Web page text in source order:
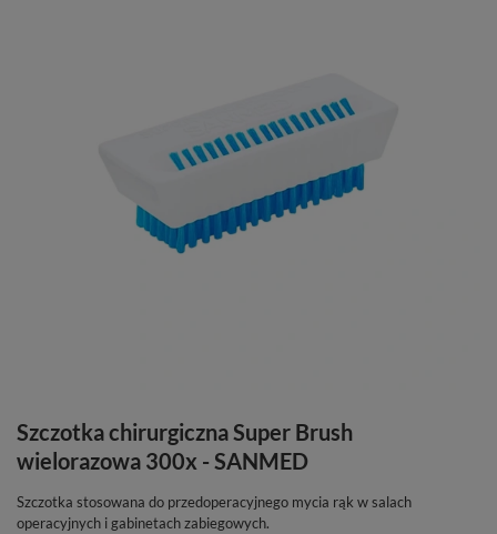
Szczotka chirurgiczna Super Brush
wielorazowa 300x - SANMED
Szczotka stosowana do przedoperacyjnego mycia rąk w salach
operacyjnych i gabinetach zabiegowych.